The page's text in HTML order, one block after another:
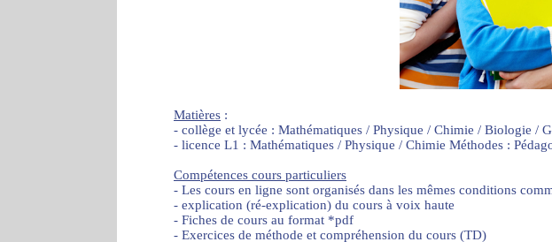
Matières :
- collège et lycée : Mathématiques / Physique / Chimie / Biologie /
- licence L1 : Mathématiques / Physique / Chimie Méthodes :
Compétences cours particuliers
- Les cours en ligne sont organisés dans les mêmes conditions
- explication (ré-explication) du cours à voix haute
- Fiches de cours au format *pdf
- Exercices de méthode et compréhension du cours (TD)